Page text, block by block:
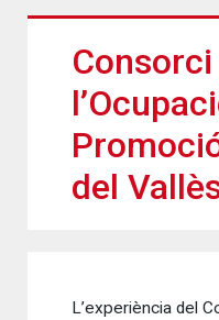
del
L’experiència del